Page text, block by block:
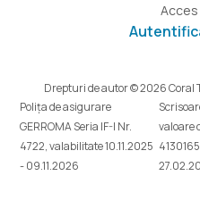
Drepturi de autor © 2026 Coral
Polița de asigurare
GERROMA Seria IF-I Nr.
4722, valabilitate 10.11.2025
- 09.11.2026
valoare